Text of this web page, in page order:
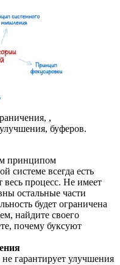
,
буферов.
принципом
системе всегда есть
весь процесс. Не имеет
остальные части
будет ограничена
найдите своего
почему буксуют
гарантирует улучшения